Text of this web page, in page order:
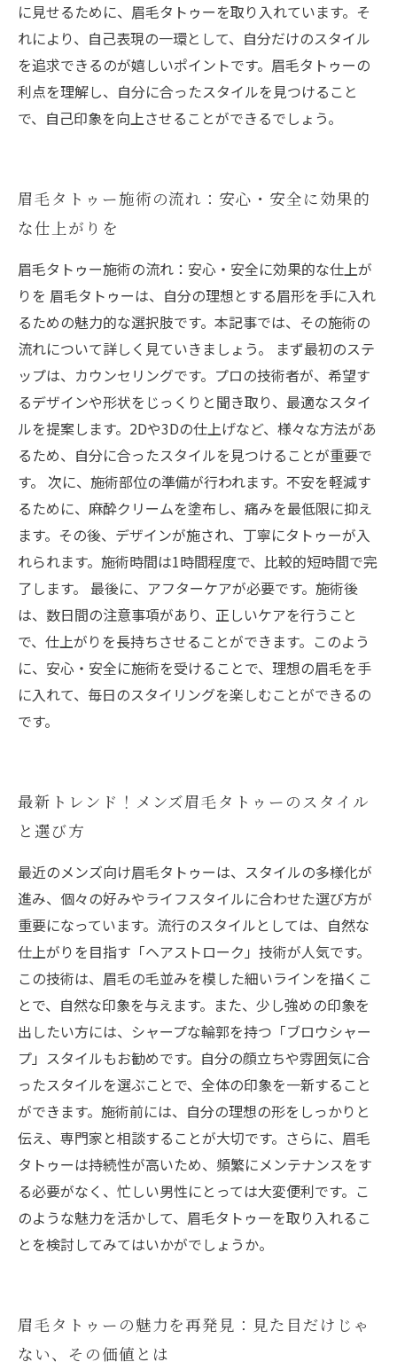
に見せるために、眉毛タトゥーを取り入れています。そ
れにより、自己表現の一環として、自分だけのスタイル
を追求できるのが嬉しいポイントです。眉毛タトゥーの
利点を理解し、自分に合ったスタイルを見つけること
で、自己印象を向上させることができるでしょう。
眉毛タトゥー施術の流れ：安心・安全に効果的
な仕上がりを
眉毛タトゥー施術の流れ：安心・安全に効果的な仕上が
りを 眉毛タトゥーは、自分の理想とする眉形を手に入れ
るための魅力的な選択肢です。本記事では、その施術の
流れについて詳しく見ていきましょう。 まず最初のステ
ップは、カウンセリングです。プロの技術者が、希望す
るデザインや形状をじっくりと聞き取り、最適なスタイ
ルを提案します。2Dや3Dの仕上げなど、様々な方法があ
るため、自分に合ったスタイルを見つけることが重要で
す。 次に、施術部位の準備が行われます。不安を軽減す
るために、麻酔クリームを塗布し、痛みを最低限に抑え
ます。その後、デザインが施され、丁寧にタトゥーが入
れられます。施術時間は1時間程度で、比較的短時間で完
了します。 最後に、アフターケアが必要です。施術後
は、数日間の注意事項があり、正しいケアを行うこと
で、仕上がりを長持ちさせることができます。このよう
に、安心・安全に施術を受けることで、理想の眉毛を手
に入れて、毎日のスタイリングを楽しむことができるの
です。
最新トレンド！メンズ眉毛タトゥーのスタイル
と選び方
最近のメンズ向け眉毛タトゥーは、スタイルの多様化が
進み、個々の好みやライフスタイルに合わせた選び方が
重要になっています。流行のスタイルとしては、自然な
仕上がりを目指す「ヘアストローク」技術が人気です。
この技術は、眉毛の毛並みを模した細いラインを描くこ
とで、自然な印象を与えます。また、少し強めの印象を
出したい方には、シャープな輪郭を持つ「ブロウシャー
プ」スタイルもお勧めです。自分の顔立ちや雰囲気に合
ったスタイルを選ぶことで、全体の印象を一新すること
ができます。施術前には、自分の理想の形をしっかりと
伝え、専門家と相談することが大切です。さらに、眉毛
タトゥーは持続性が高いため、頻繁にメンテナンスをす
る必要がなく、忙しい男性にとっては大変便利です。こ
のような魅力を活かして、眉毛タトゥーを取り入れるこ
とを検討してみてはいかがでしょうか。
眉毛タトゥーの魅力を再発見：見た目だけじゃ
ない、その価値とは